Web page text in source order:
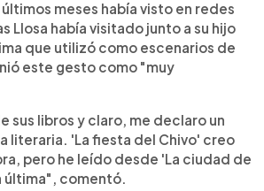
meses había visto en redes
Llosa había visitado junto a su hijo
que utilizó como escenarios de
este gesto como "muy
sus libros y claro, me declaro un
literaria. 'La fiesta del Chivo' creo
pero he leído desde 'La ciudad de
última", comentó.